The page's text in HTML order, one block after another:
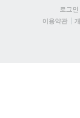
로그인
이용약관